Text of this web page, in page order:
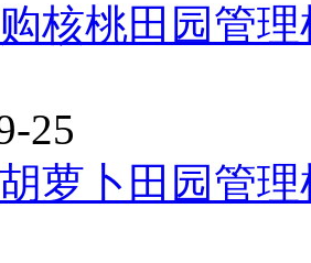
核桃田园管理
25
萝卜田园管理